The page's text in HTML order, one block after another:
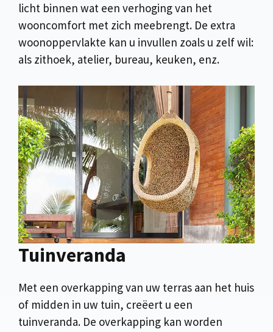
licht binnen wat een verhoging van het
wooncomfort met zich meebrengt. De extra
woonoppervlakte kan u invullen zoals u zelf wil:
als zithoek, atelier, bureau, keuken, enz.
Tuinveranda
Met een overkapping van uw terras aan het huis
of midden in uw tuin, creëert u een
tuinveranda. De overkapping kan worden